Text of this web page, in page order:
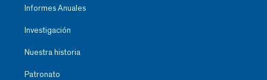
Informes Anuales
Investigación
Nuestra historia
Patronato